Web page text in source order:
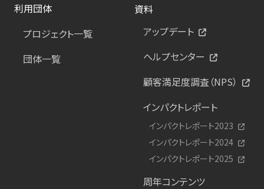
利用団体
プロジェクト一覧
団体一覧
資料
アップデート
ヘルプセンター
顧客満足度調査（NPS）
インパクトレポート
インパクトレポート2023
インパクトレポート2024
インパクトレポート2025
周年コンテンツ